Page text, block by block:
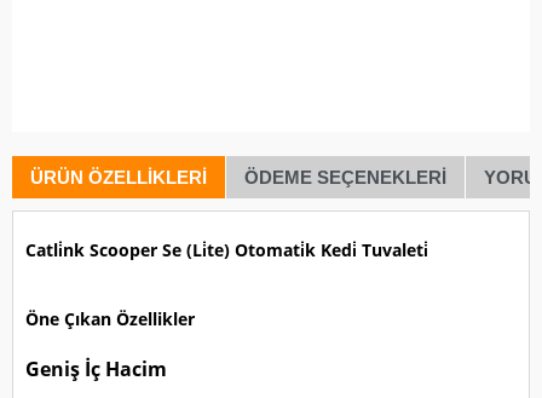
ÜRÜN ÖZELLIKLERI ÖDEME SEÇENEKLERI
Catli̇nk Scooper Se (Li̇te) Otomati̇k Kedi̇ Tuvaleti̇
Öne Çıkan Özellikler
Geniş İç Hacim